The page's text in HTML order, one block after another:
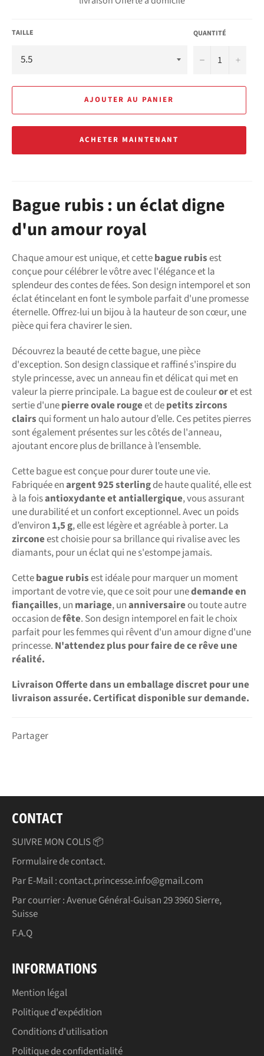
TAILLE QUANTITÉ
− +
AJOUTER AU PANIER
ACHETER MAINTENANT
Bague rubis : un éclat digne
d'un amour royal
Chaque amour est unique, et cettebague rubisest
conçue pour célébrer le vôtre avec l'élégance et la
splendeur des contes de fées. Son design intemporel et son
éclat étincelant en font le symbole parfait d'une promesse
éternelle. Offrez-lui un bijou à la hauteur de son cœur, une
pièce qui fera chavirer le sien.
Découvrez la beauté de cette bague, une pièce
d'exception. Son design classique et raffiné s'inspire du
style princesse, avec un anneau fin et délicat qui met en
valeur la pierre principale. La bague est de couleuroret est
sertie d'unepierre ovale rougeet depetits zircons
clairsqui forment un halo autour d’elle. Ces petites pierres
sont également présentes sur les côtés de l'anneau,
ajoutant encore plus de brillance à l’ensemble.
Cette bague est conçue pour durer toute une vie.
Fabriquée enargent 925 sterlingde haute qualité, elle est
à la foisantioxydante et antiallergique, vous assurant
une durabilité et un confort exceptionnel. Avec un poids
d’environ 1,5 g, elle est légère et agréable à porter. La
zirconeest choisie pour sa brillance qui rivalise avec les
diamants, pour un éclat qui ne s'estompe jamais.
Cettebague rubisest idéale pour marquer un moment
important de votre vie, que ce soit pour unedemande en
fiançailles, un mariage, unanniversaireou toute autre
occasion defête. Son design intemporel en fait le choix
parfait pour les femmes qui rêvent d'un amour digne d'une
princesse. N'attendez plus pour faire de ce rêve une
réalité.
Livraison Offerte dans un emballage discret pour une
livraison assurée. Certificat disponible sur demande.
Partager
CONTACT
SUIVRE MON COLIS 📦
Formulaire de contact.
Par E-Mail : contact.princesse.info@gmail.com
Par courrier : Avenue Général-Guisan 29 3960 Sierre,
Suisse
F.A.Q
INFORMATIONS
Mention légal
Politique d'expédition
Conditions d'utilisation
Politique de confidentialité